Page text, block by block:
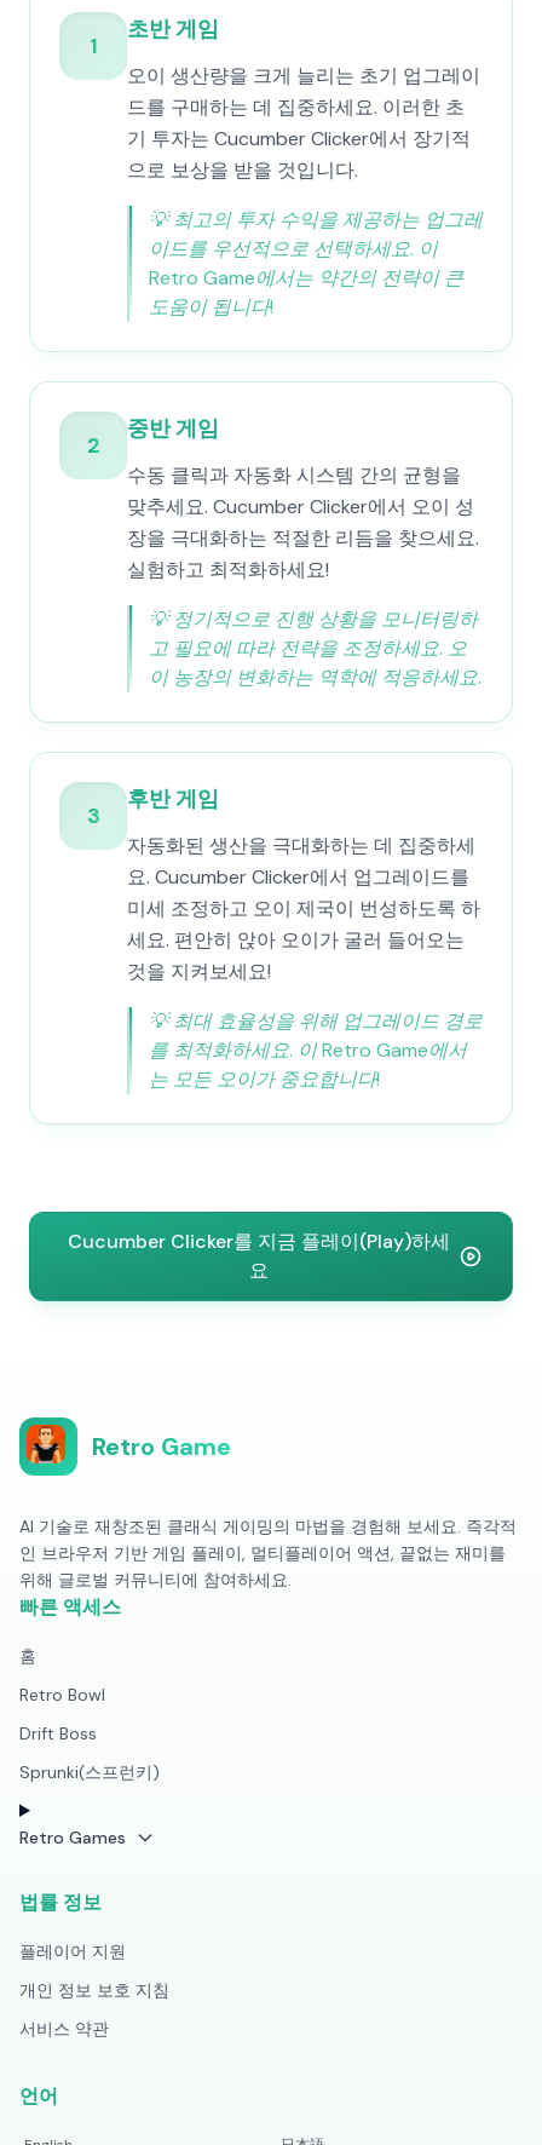
1
초반 게임
오이 생산량을 크게 늘리는 초기 업그레이
드를 구매하는 데 집중하세요. 이러한 초
기 투자는 Cucumber Clicker에서 장기적
으로 보상을 받을 것입니다.
💡최고의 투자 수익을 제공하는 업그레
이드를 우선적으로 선택하세요. 이
Retro Game에서는 약간의 전략이 큰
도움이 됩니다!
2
중반 게임
수동 클릭과 자동화 시스템 간의 균형을
맞추세요. Cucumber Clicker에서 오이 성
장을 극대화하는 적절한 리듬을 찾으세요.
실험하고 최적화하세요!
💡정기적으로 진행 상황을 모니터링하
고 필요에 따라 전략을 조정하세요. 오
이 농장의 변화하는 역학에 적응하세요.
3
후반 게임
자동화된 생산을 극대화하는 데 집중하세
요. Cucumber Clicker에서 업그레이드를
미세 조정하고 오이 제국이 번성하도록 하
세요. 편안히 앉아 오이가 굴러 들어오는
것을 지켜보세요!
💡최대 효율성을 위해 업그레이드 경로
를 최적화하세요. 이 Retro Game에서
는 모든 오이가 중요합니다!
Cucumber Clicker를 지금 플레이(Play)하세
요
Retro Game
AI 기술로 재창조된 클래식 게이밍의 마법을 경험해 보세요. 즉각적
인 브라우저 기반 게임 플레이, 멀티플레이어 액션, 끝없는 재미를
위해 글로벌 커뮤니티에 참여하세요.
빠른 액세스
홈
Retro Bowl
Drift Boss
Sprunki(스프런키)
Retro Games
법률 정보
플레이어 지원
개인 정보 보호 지침
서비스 약관
언어